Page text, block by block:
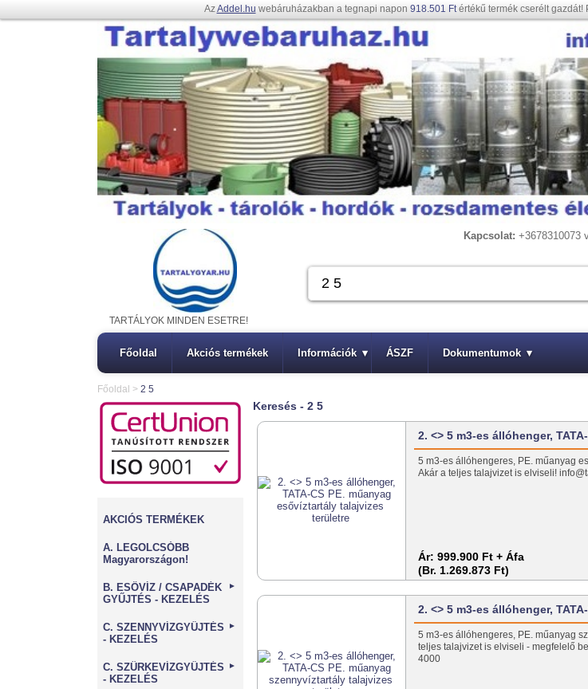
AzAddel.hu webáruházakban a tegnapi napon 918.501 Ftértékű termék cserélt gazdát!
Kapcsolat: +3678310073
TARTÁLYOK MINDEN ESETRE!
Főoldal Akciós termékek Információk ▾ ÁSZF Dokumentumok ▾
Főoldal > 2 5
AKCIÓS TERMÉKEK
A. LEGOLCSÓBB
Magyarországon!
B. ESŐVÍZ / CSAPADÉK
GYŰJTÉS - KEZELÉS
►
C. SZENNYVÍZGYŰJTÉS
- KEZELÉS
►
C. SZÜRKEVÍZGYŰJTÉS
- KEZELÉS
►
Keresés - 2 5
2. <> 5 m3-es állóhenger,
5 m3-es állóhengeres, PE. műanyag
Akár a teljes talajvizet is elviseli!
Ár: 999.900 Ft + Áfa
(Br. 1.269.873 Ft)
2. <> 5 m3-es állóhenger,
5 m3-es állóhengeres, PE. műanyag
teljes talajvizet is elviseli - megfelelő
4000